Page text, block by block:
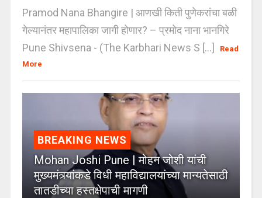
Pramod Nana Bhangire | आणखी किती पुणेकरांचा बळी
गेल्यानंतर महापालिका जागी होणार? – प्रमोद नाना भानगिरे
Pune Shivsena - (The Karbhari News S [...]
Read
More
BREAKING NEWS
Mohan Joshi Pune | मोहन जोशी यांची
मुख्यमंत्र्यांकडे विधी महाविद्यालयांच्या मान्यतेसाठी
तातडीच्या हस्तक्षेपाची मागणी